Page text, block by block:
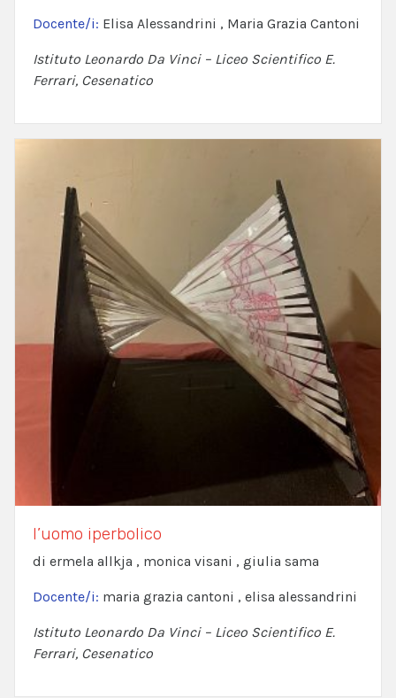
Docente/i: Elisa Alessandrini , Maria Grazia Cantoni
Istituto Leonardo Da Vinci – Liceo Scientifico E.
Ferrari, Cesenatico
l’uomo iperbolico
di ermela allkja , monica visani , giulia sama
Docente/i: maria grazia cantoni , elisa alessandrini
Istituto Leonardo Da Vinci – Liceo Scientifico E.
Ferrari, Cesenatico